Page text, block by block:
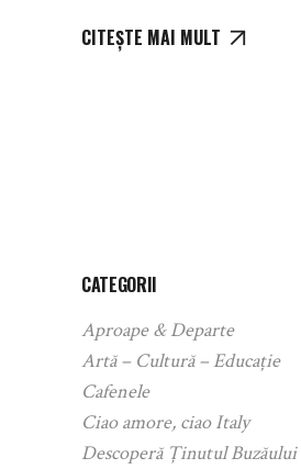
CITEȘTE MAI MULT
CATEGORII
Aproape & Departe
Artă – Cultură – Educație
Cafenele
Ciao amore, ciao Italy
Descoperă Ținutul Buzăului